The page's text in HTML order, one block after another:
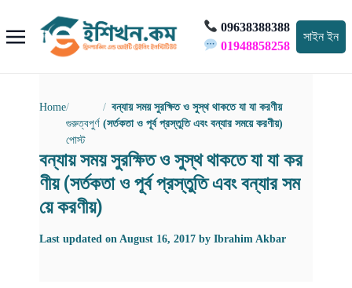
09638388388
01948858258
সাইন ইন
Home
গুরুত্বপুর্ণ
পোস্ট
বন্যায় সময় সুরক্ষিত ও সুস্থ থাকতে যা যা করণীয়
(সর্তকতা ও পূর্ব প্রস্তুতি এবং বন্যার সময়ে করণীয়)
বন্যায় সময় সুরক্ষিত ও সুস্থ থাকতে যা যা কর
ণীয় (সর্তকতা ও পূর্ব প্রস্তুতি এবং বন্যার সম
য়ে করণীয়)
Last updated on August 16, 2017 by Ibrahim Akbar